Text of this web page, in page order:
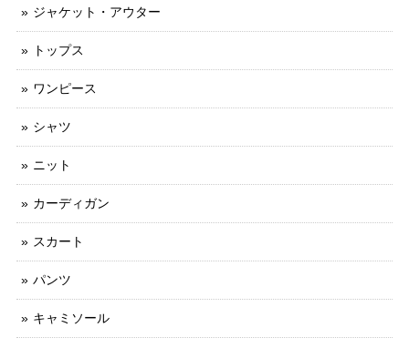
ジャケット・アウター
トップス
ワンピース
シャツ
ニット
カーディガン
スカート
パンツ
キャミソール